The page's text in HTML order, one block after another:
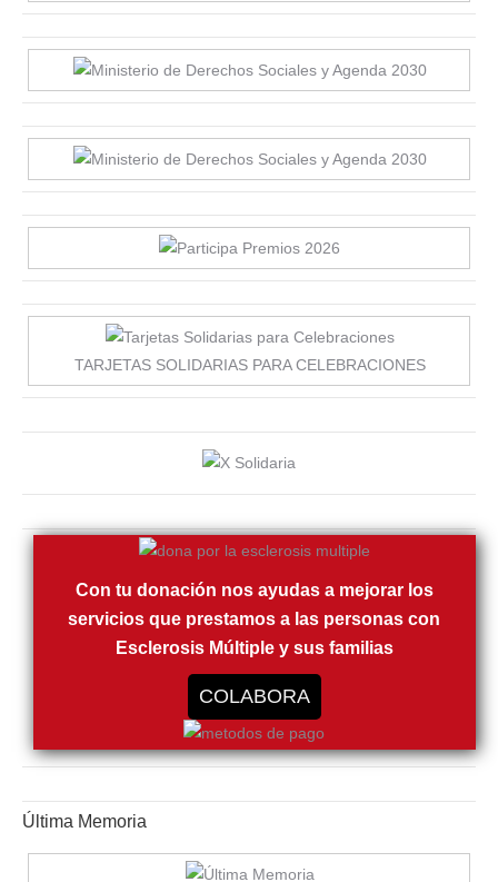
TARJETAS SOLIDARIAS PARA CELEBRACIONES
Con tu donación nos ayudas a mejorar los
servicios que prestamos a las personas con
Esclerosis Múltiple y sus familias
COLABORA
Última Memoria